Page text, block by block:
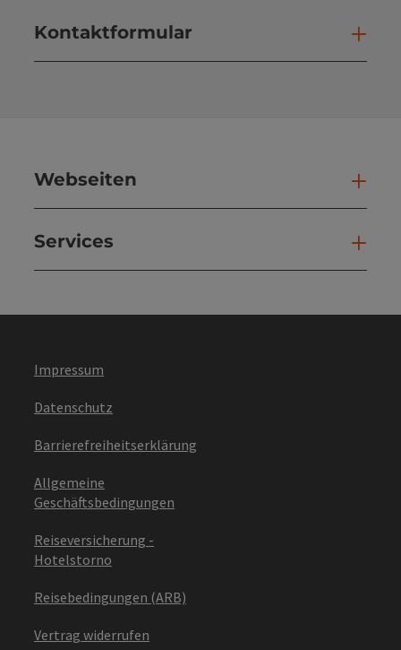
Kontaktformular
Webseiten
Services
Impressum
Datenschutz
Barrierefreiheitserklärung
Allgemeine
Geschäftsbedingungen
Reiseversicherung -
Hotelstorno
Reisebedingungen (ARB)
Vertrag widerrufen